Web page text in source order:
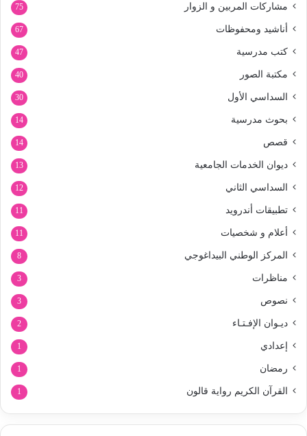
مشاركات المربين و الزوار 75
أناشيد ومحفوظات 67
كتب مدرسية 47
مكتبة الصور 40
السداسي الأول 30
بحوث مدرسية 14
قصص 14
ديوان الخدمات الجامعية 13
السداسي الثاني 12
تطبيقات أندرويد 11
أعلام و شخصيات 11
المركز الوطني البيداغوجي 8
مناظرات 3
نصوص 3
ديـوان الإفـتـاء 2
إعدادي 1
رمضان 1
القرآن الكريم رواية قالون 1